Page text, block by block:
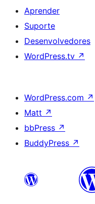
Aprender
Suporte
Desenvolvedores
WordPress.tv ↗
WordPress.com ↗
Matt ↗
bbPress ↗
BuddyPress ↗